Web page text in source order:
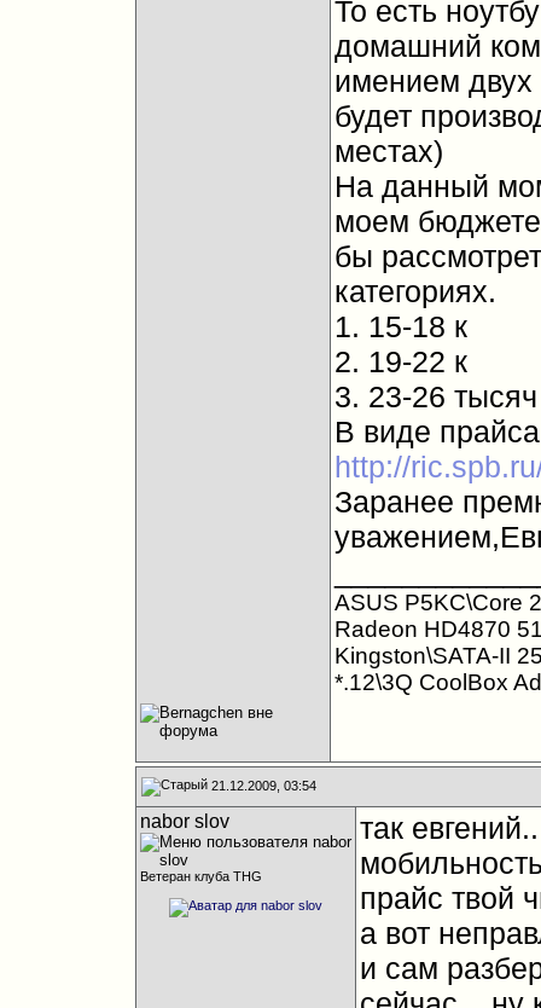
То есть
домашний
имением двух
будет
местах)
На данный
моем бюджете
бы
категориях.
1. 15-18 к
2. 19-22 к
3. 23-26
В виде
http://
Заранее
ASUS P5KC\Core
Radeon HD4870
Kingston\SATA-II
*.12\3Q CoolBox
21.12.2009, 03:54
nabor slov
Ветеран клуба THG
так
прайс твой
а вот
и сам